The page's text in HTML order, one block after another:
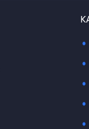
.
.
.
.
.